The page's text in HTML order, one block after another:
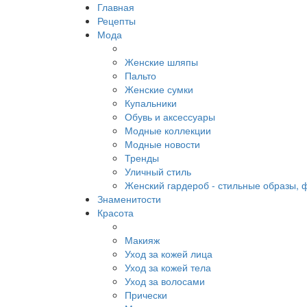
Главная
Рецепты
Мода
Женские шляпы
Пальто
Женские сумки
Купальники
Обувь и аксессуары
Модные коллекции
Модные новости
Тренды
Уличный стиль
Женский гардероб - стильные образы,
Знаменитости
Красота
Макияж
Уход за кожей лица
Уход за кожей тела
Уход за волосами
Прически